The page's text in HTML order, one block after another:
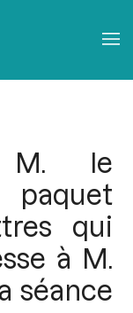
M. le
paquet
qui
à M.
séance